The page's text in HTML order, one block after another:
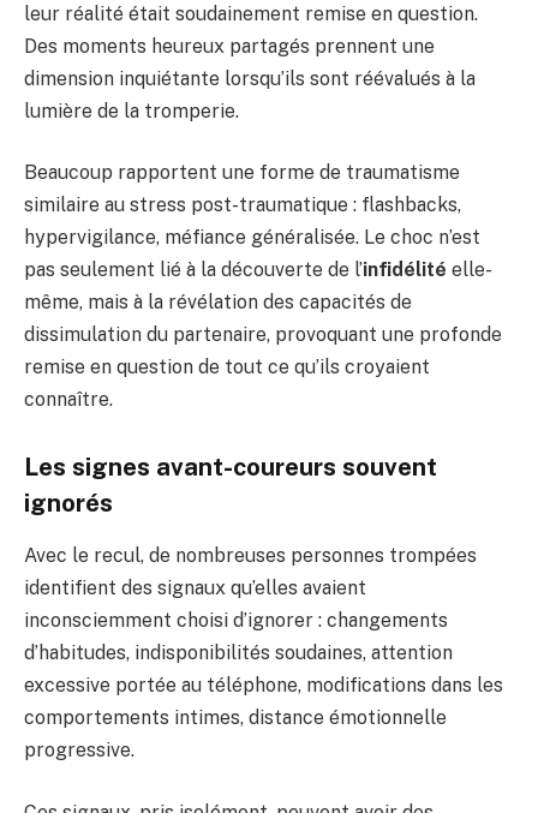
leur réalité était soudainement remise en question.
Des moments heureux partagés prennent une
dimension inquiétante lorsqu’ils sont réévalués à la
lumière de la tromperie.
Beaucoup rapportent une forme de traumatisme
similaire au stress post-traumatique : flashbacks,
hypervigilance, méfiance généralisée. Le choc n’est
pas seulement lié à la découverte de l’infidélité elle-
même, mais à la révélation des capacités de
dissimulation du partenaire, provoquant une profonde
remise en question de tout ce qu’ils croyaient
connaître.
Les signes avant-coureurs souvent
ignorés
Avec le recul, de nombreuses personnes trompées
identifient des signaux qu’elles avaient
inconsciemment choisi d’ignorer : changements
d’habitudes, indisponibilités soudaines, attention
excessive portée au téléphone, modifications dans les
comportements intimes, distance émotionnelle
progressive.